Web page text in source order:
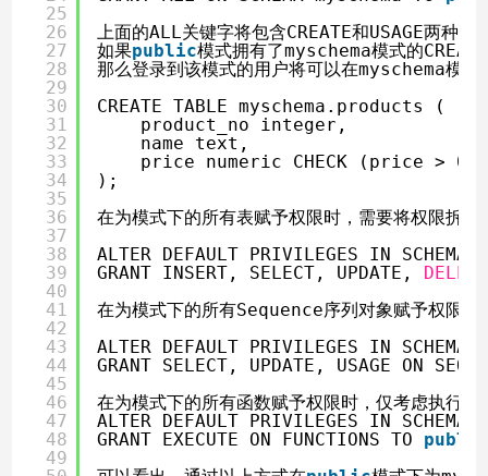
25
26
27
28
29
30
31
32
33
34
35
36
37
38
39
40
41
42
43
44
45
46
47
48
49
上面的ALL关键字将包含CREATE和USAGE两种权
如果public模式拥有了myschema模式的
那么登录到该模式的用户将可以在myschema模式
CREATE TABLE myschema.products (
product_no integer,
name text,
price numeric CHECK (price >
);
在为模式下的所有表赋予权限时，需要将权限拆
ALTER DEFAULT PRIVILEGES IN SCHEMA
GRANT INSERT, SELECT, UPDATE,
在为模式下的所有Sequence序列对象赋予权限
ALTER DEFAULT PRIVILEGES IN SCHEMA
GRANT SELECT, UPDATE, USAGE ON
在为模式下的所有函数赋予权限时，仅考虑执行权
ALTER DEFAULT PRIVILEGES IN SCHEMA
GRANT EXECUTE ON FUNCTIONS TO